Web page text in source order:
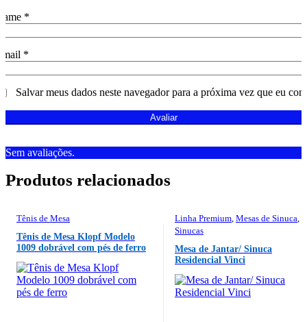
*
*
Salvar meus dados neste navegador para a próxima vez que eu
Sem avaliações.
Tênis de Mesa
Tênis de Mesa Klopf Modelo
1009 dobrável com pés de ferro
Linha Premium, Mesas de Sinuca,
Sinucas
Mesa de Jantar/ Sinuca
Residencial Vinci